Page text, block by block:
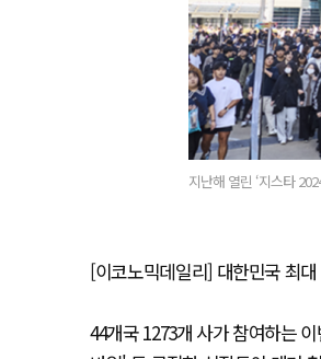
지난해 열린 ‘지스타
[이코노믹데일리] 대한민국 최
44개국 1273개 사가 참여하는